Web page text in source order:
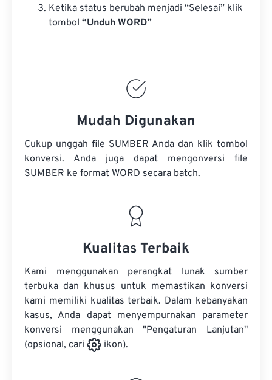
Ketika status berubah menjadi “Selesai” klik
tombol “Unduh WORD”
Mudah Digunakan
Cukup unggah file SUMBER Anda dan klik tombol
konversi. Anda juga dapat mengonversi file
SUMBER ke format WORD secara batch.
Kualitas Terbaik
Kami menggunakan perangkat lunak sumber
terbuka dan khusus untuk memastikan konversi
kami memiliki kualitas terbaik. Dalam kebanyakan
kasus, Anda dapat menyempurnakan parameter
konversi menggunakan "Pengaturan Lanjutan"
(opsional, cari
ikon).